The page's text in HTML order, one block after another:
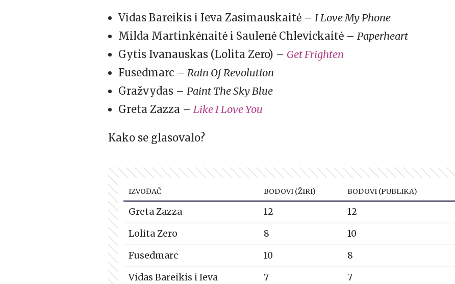
Vidas Bareikis i Ieva Zasimauskaitė – I Love My Phone
Milda Martinkėnaitė i Saulenė Chlevickaitė – Paperheart
Gytis Ivanauskas (Lolita Zero) – Get Frighten
Fusedmarc – Rain Of Revolution
Gražvydas – Paint The Sky Blue
Greta Zazza – Like I Love You
Kako se glasovalo?
IZVOĐAČ BODOVI (ŽIRI) BODOVI (PUBLIKA)
Greta Zazza 12 12
Lolita Zero
8 10
Fusedmarc
10 8
Vidas Bareikis i Ieva
7 7